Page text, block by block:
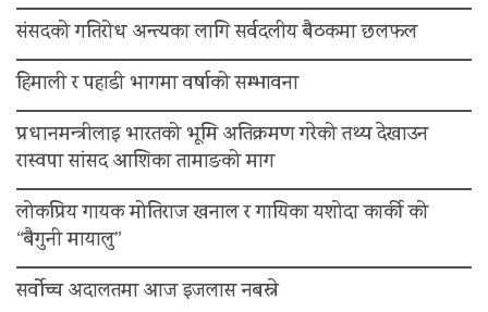
संसदको गतिरोध अन्त्यका लागि सर्वदलीय बैठकमा छलफल
हिमाली र पहाडी भागमा वर्षाको सम्भावना
प्रधानमन्त्रीलाइ भारतको भूमि अतिक्रमण गरेको तथ्य देखाउन
रास्वपा सांसद आशिका तामाङको माग
लोकप्रिय गायक मोतिराज खनाल र गायिका यशोदा कार्की को
“बैगुनी मायालु”
सर्वोच्च अदालतमा आज इजलास नबस्ने